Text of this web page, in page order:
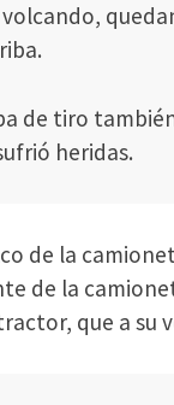
de tiro
heridas.
de la
de la
que a su